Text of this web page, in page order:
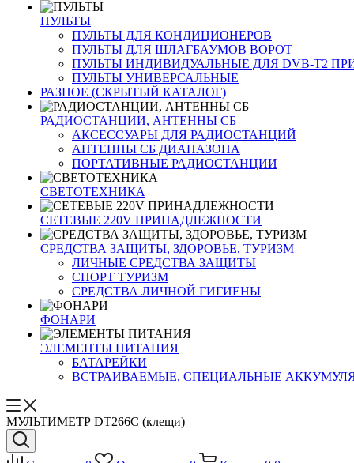
ПУЛЬТЫ
ПУЛЬТЫ ДЛЯ КОНДИЦИОНЕРОВ
ПУЛЬТЫ ДЛЯ ШЛАГБАУМОВ ВОРОТ
ПУЛЬТЫ ИНДИВИДУАЛЬНЫЕ ДЛЯ DVB-T2
ПУЛЬТЫ УНИВЕРСАЛЬНЫЕ
РАЗНОЕ (СКРЫТЫЙ КАТАЛОГ)
РАДИОСТАНЦИИ, АНТЕННЫ CБ
АКСЕССУАРЫ ДЛЯ РАДИОСТАНЦИЙ
АНТЕННЫ CБ ДИАПАЗОНА
ПОРТАТИВНЫЕ РАДИОСТАНЦИИ
СВЕТОТЕХНИКА
СЕТЕВЫЕ 220V ПРИНАДЛЕЖНОСТИ
СРЕДСТВА ЗАЩИТЫ, ЗДОРОВЬЕ, ТУРИЗМ
ЛИЧНЫЕ СРЕДСТВА ЗАЩИТЫ
СПОРТ ТУРИЗМ
СРЕДСТВА ЛИЧНОЙ ГИГИЕНЫ
ФОНАРИ
ЭЛЕМЕНТЫ ПИТАНИЯ
БАТАРЕЙКИ
ВСТРАИВАЕМЫЕ, СПЕЦИАЛЬНЫЕ
МУЛЬТИМЕТР DT266C (клещи)